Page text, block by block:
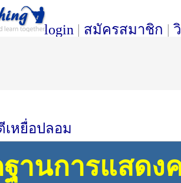
login | สมัครสมาชิก |
เหยื่อปลอม
านการแสดง